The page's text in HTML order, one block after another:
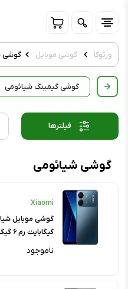
ورتوکا گوشی موبایل گوشی
گوشی گیمینگ شیائومی
گوشی شیائومی
Xiaomi
گیگابایت رم ۶ گیگابایت - گلوبال
ناموجود